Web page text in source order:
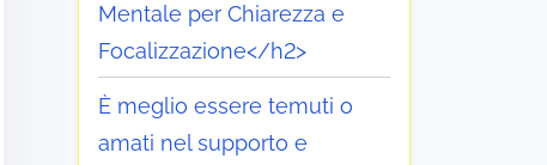
Mentale per Chiarezza e
Focalizzazione</h2>
È meglio essere temuti o
amati nel supporto e